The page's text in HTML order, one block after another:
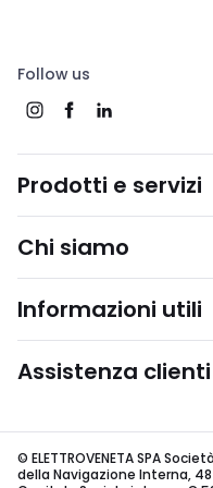
Follow us
Prodotti e servizi
Chi siamo
Informazioni utili
Assistenza clienti
© ELETTROVENETA SPA
della Navigazione Interna, 48